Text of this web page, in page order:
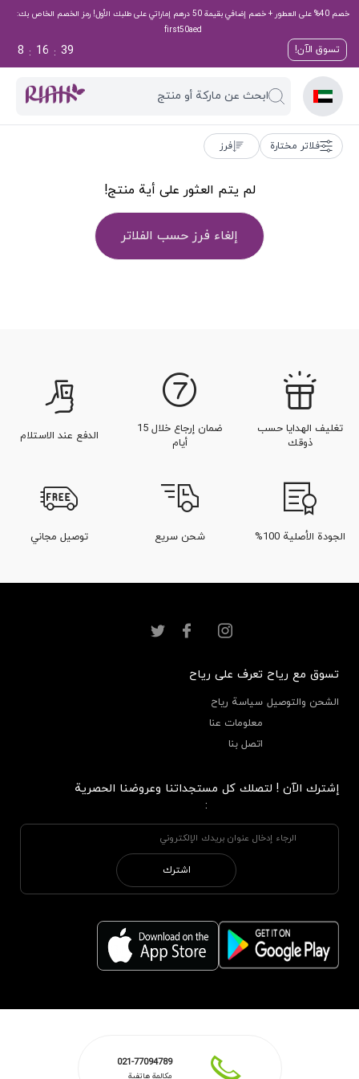
خصم 40% على العطور + خصم إضافي بقيمة 50 درهم إماراتي على طلبك الأول! رمز الخصم الخاص بك:
first50aed
تسوق الآن! 39
:
16
:
8
ابحث عن ماركة أو منتج
فلاتر مختارة فرز
لم يتم العثور على أية منتج!
إلغاء فرز حسب الفلاتر
تغليف الهدايا حسب
ذوقك
ضمان إرجاع خلال 15
أيام
الدفع عند الاستلام
الجودة الأصلية 100% شحن سريع توصيل مجاني
تسوق مع رياح
الشحن والتوصيل
تعرف على رياح
سياسة رياح
معلومات عنا
اتصل بنا
إشترك الآن ! لتصلك كل مستجداتنا وعروضنا الحصرية
:
اشترك
021-77094789
مكالمة هاتفية